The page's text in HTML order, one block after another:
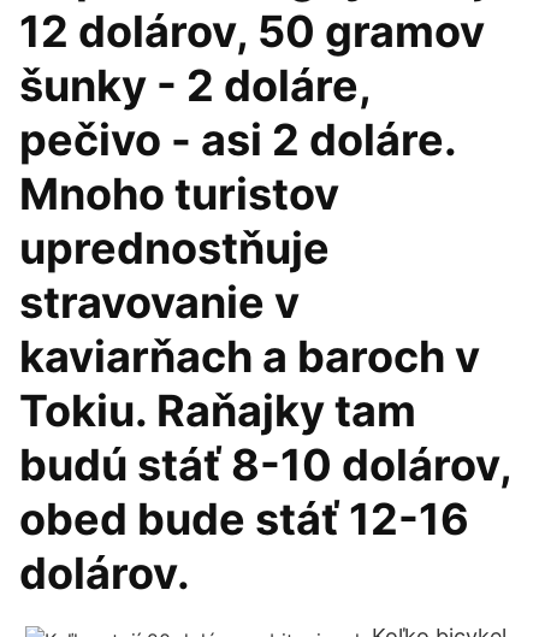
12 dolárov, 50 gramov
šunky - 2 doláre,
pečivo - asi 2 doláre.
Mnoho turistov
uprednostňuje
stravovanie v
kaviarňach a baroch v
Tokiu. Raňajky tam
budú stáť 8-10 dolárov,
obed bude stáť 12-16
dolárov.